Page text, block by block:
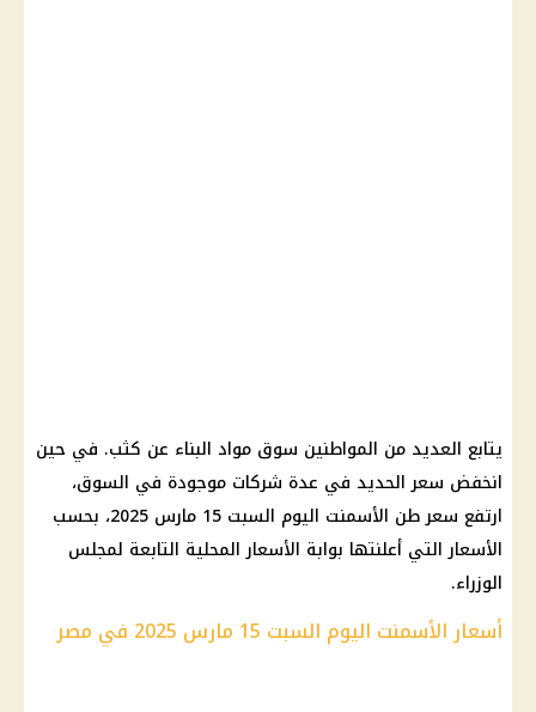
يتابع العديد من المواطنين سوق مواد البناء عن كثب. في حين
انخفض سعر الحديد في عدة شركات موجودة في السوق،
ارتفع سعر طن الأسمنت اليوم السبت 15 مارس 2025، بحسب
الأسعار التي أعلنتها بوابة الأسعار المحلية التابعة لمجلس
الوزراء.
أسعار الأسمنت اليوم السبت 15 مارس 2025 في مصر